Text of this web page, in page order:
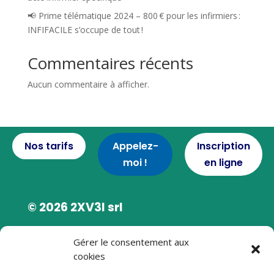
Gérer le consentement aux
cookies
📢 Prime télématique 2024 – 800 € pour les infirmiers :
INFIFACILE s’occupe de tout !
Commentaires récents
Aucun commentaire à afficher.
Nos tarifs
Appelez-
moi !
Inscription
en ligne
© 2026 2XV3I srl
Rue des Ploppes 51